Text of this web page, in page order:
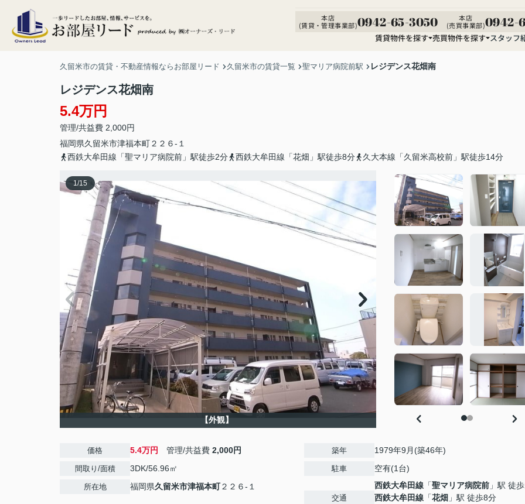
本店
(賃貸・管理事業部)0942-65-3050
本店
(売買事業部)0942-
賃貸物件を探す 売買物件を探す スタッフ
久留米市の賃貸・不動産情報ならお部屋リード 久留米市の賃貸一覧 聖マリア病院前駅 レジデンス花畑南
レジデンス花畑南
5.4万円
管理/共益費 2,000円
福岡県久留米市津福本町２２６-１
西鉄大牟田線「聖マリア病院前」駅徒歩2分
西鉄大牟田線「花畑」駅徒歩8分 久大本線「久留米高校前」駅徒歩14分
1/15
【外観】
価格 5.4万円 管理/共益費 2,000円
間取り/面積 3DK/56.96㎡
所在地 福岡県久留米市津福本町２２６-１
築年 1979年9月(築46年)
駐車 空有(1台)
交通
西鉄大牟田線 「聖マリア病院前 」駅 徒
西鉄大牟田線 「花畑 」駅 徒歩8分